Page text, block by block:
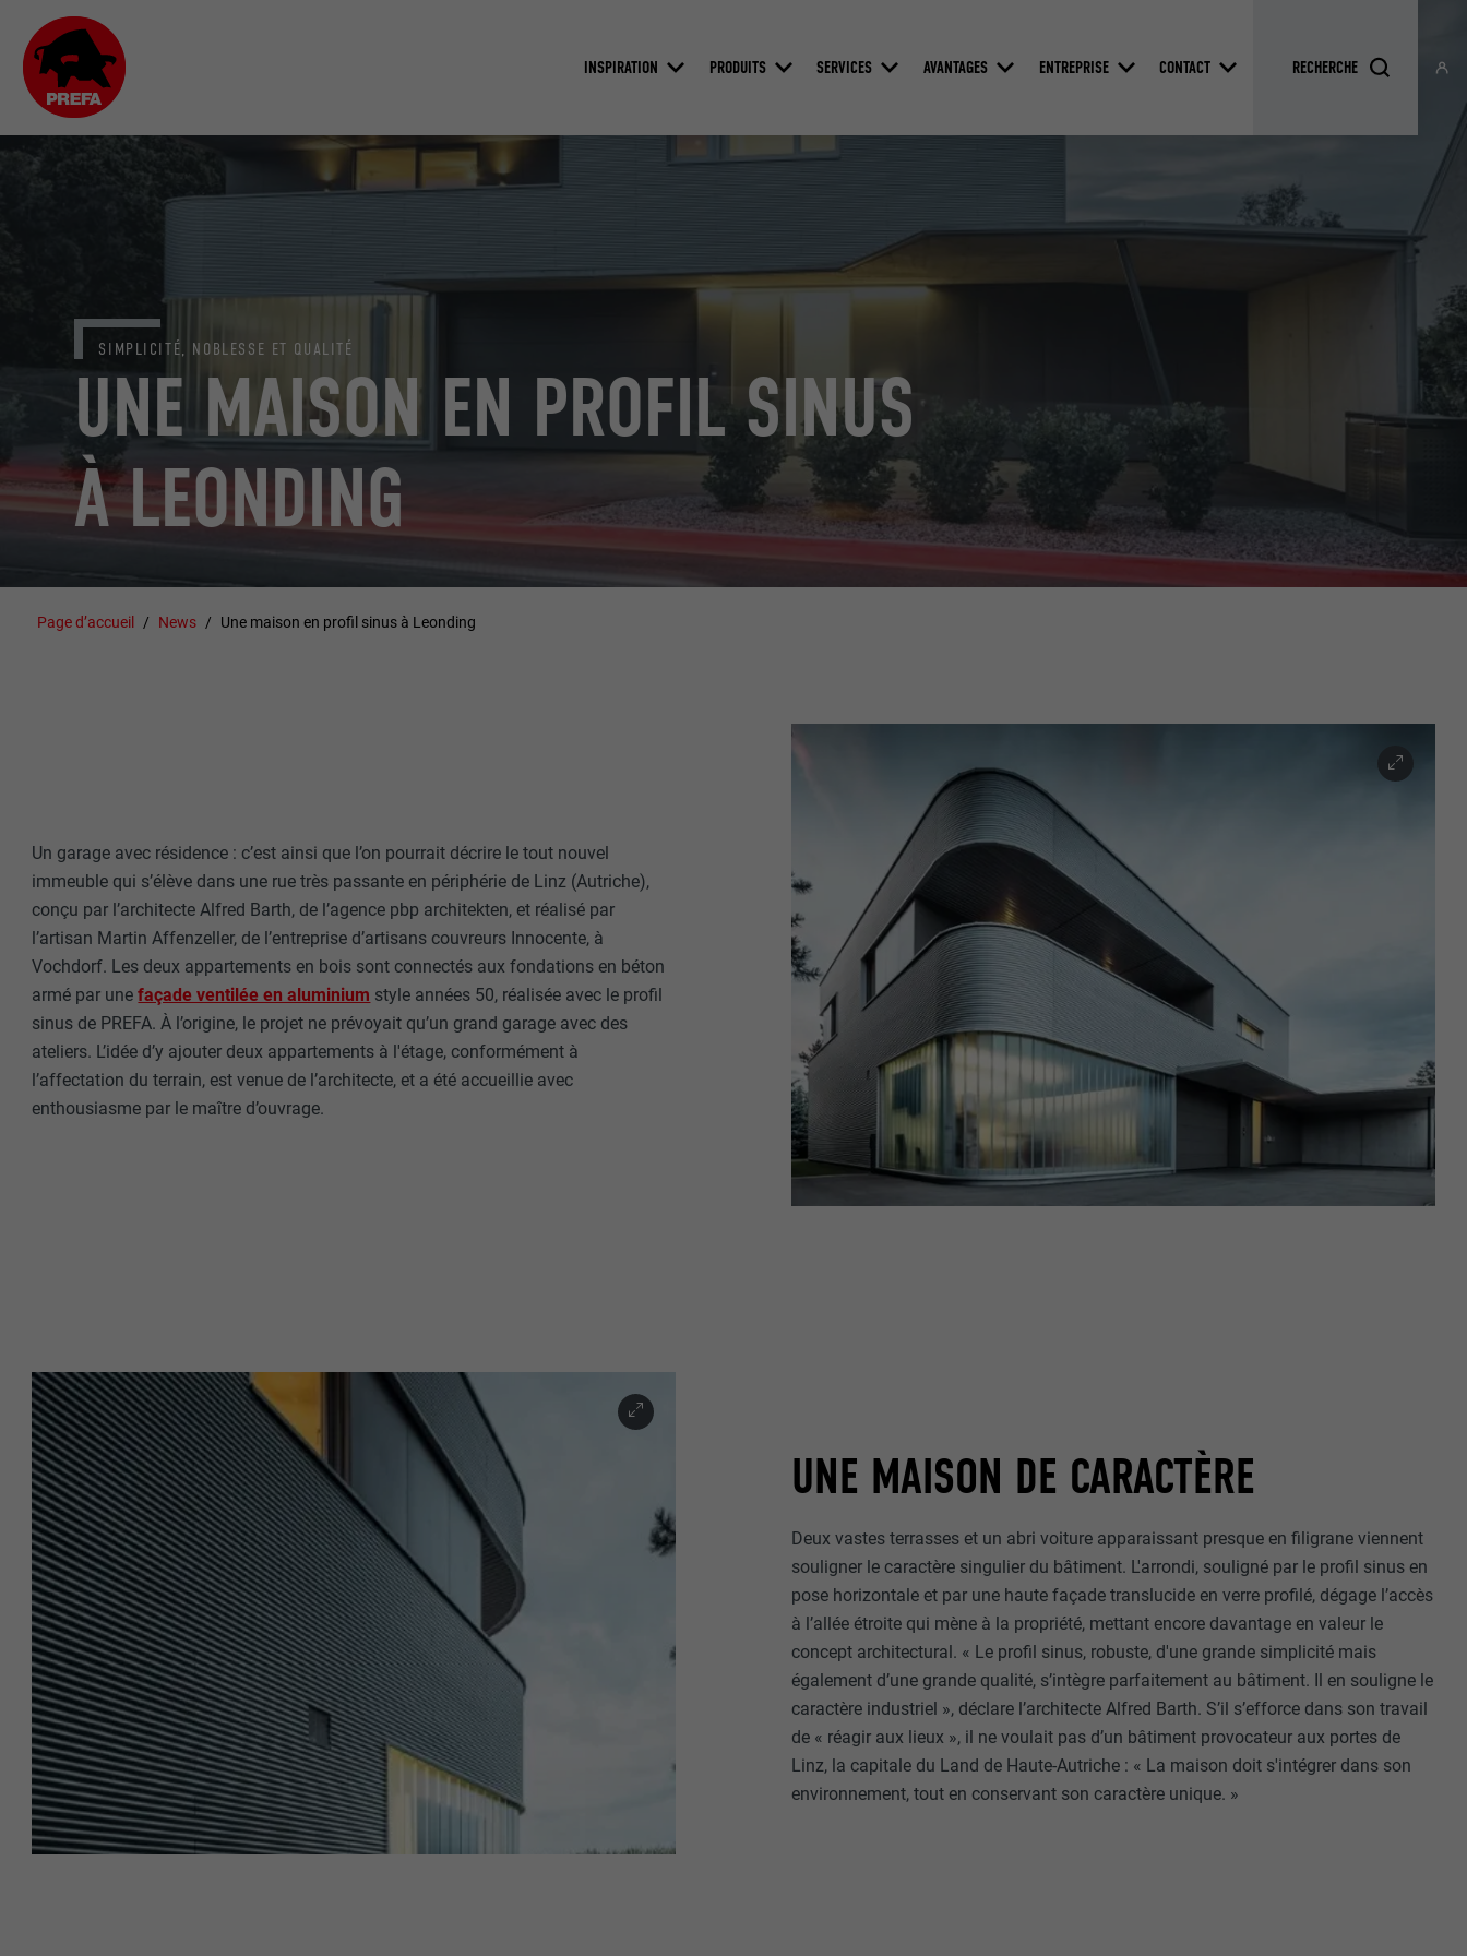
INSPIRATION PRODUITS SERVICES AVANTAGES ENTREPRISE CONTACT
UNE MAISON EN PROFIL SINUS
À LEONDING
SIMPLICITÉ, NOBLESSE ET QUALITÉ
Page d’accueil News Une maison en profil sinus à Leonding
Un garage avec résidence : c’est ainsi que l’on pourrait décrire le tout nouvel
immeuble qui s’élève dans une rue très passante en périphérie de Linz (Autriche),
conçu par l’architecte Alfred Barth, de l’agence pbp architekten, et réalisé par
l’artisan Martin Affenzeller, de l’entreprise d’artisans couvreurs Innocente, à
Vochdorf. Les deux appartements en bois sont connectés aux fondations en béton
armé par unefaçade ventilée en aluminium style années 50, réalisée avec le profil
sinus de PREFA. À l’origine, le projet ne prévoyait qu’un grand garage avec des
ateliers. L’idée d’y ajouter deux appartements à l'étage, conformément à
l’affectation du terrain, est venue de l’architecte, et a été accueillie avec
enthousiasme par le maître d’ouvrage.
UNE MAISON DE CARACTÈRE
Deux vastes terrasses et un abri voiture apparaissant presque en filigrane viennent
souligner le caractère singulier du bâtiment. L'arrondi, souligné par le profil sinus en
pose horizontale et par une haute façade translucide en verre profilé, dégage l’accès
à l’allée étroite qui mène à la propriété, mettant encore davantage en valeur le
concept architectural. « Le profil sinus, robuste, d'une grande simplicité mais
également d’une grande qualité, s’intègre parfaitement au bâtiment. Il en souligne le
caractère industriel », déclare l’architecte Alfred Barth. S’il s’efforce dans son travail
de « réagir aux lieux », il ne voulait pas d’un bâtiment provocateur aux portes de
Linz, la capitale du Land de Haute-Autriche : « La maison doit s'intégrer dans son
environnement, tout en conservant son caractère unique. »